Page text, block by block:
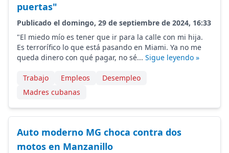
puertas"
Publicado el domingo, 29 de septiembre de 2024, 16:33
"El miedo mío es tener que ir para la calle con mi hija.
Es terrorífico lo que está pasando en Miami. Ya no me
queda dinero con qué pagar, no sé... Sigue leyendo »
Trabajo Empleos
Desempleo
Madres cubanas
Auto moderno MG choca contra dos
motos en Manzanillo